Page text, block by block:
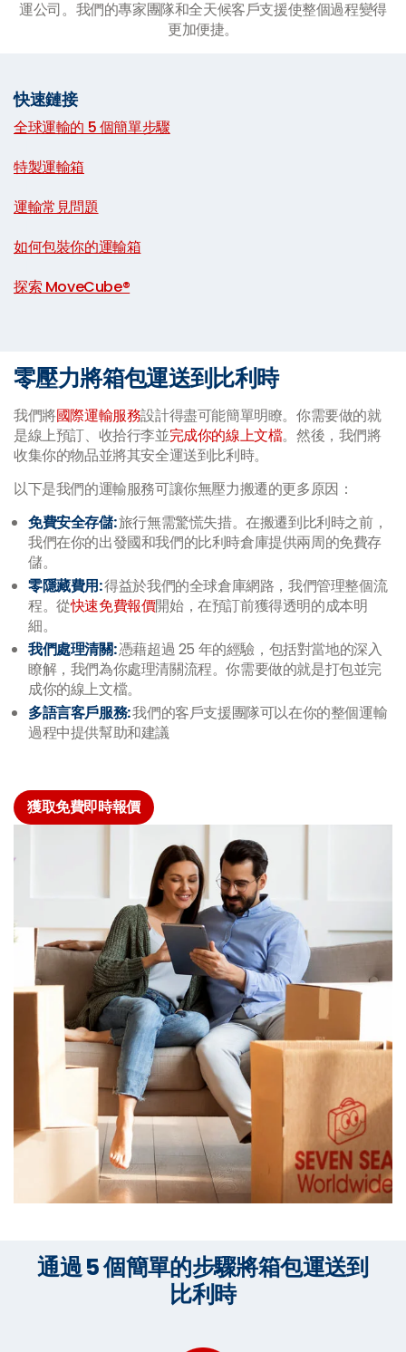
運公司。我們的專家團隊和全天候客戶支援使整個過程變得
更加便捷。
快速鏈接
全球運輸的 5 個簡單步驟
特製運輸箱
運輸常見問題
如何包裝你的運輸箱
探索 MoveCube®
零壓力將箱包運送到比利時
我們將國際運輸服務設計得盡可能簡單明瞭。你需要做的就
是線上預訂、收拾行李並完成你的線上文檔。然後，我們將
收集你的物品並將其安全運送到比利時。
以下是我們的運輸服務可讓你無壓力搬遷的更多原因：
免費安全存儲:旅行無需驚慌失措。在搬遷到比利時之前，
我們在你的出發國和我們的比利時倉庫提供兩周的免費存
儲。
零隱藏費用:得益於我們的全球倉庫網路，我們管理整個流
程。從快速免費報價開始，在預訂前獲得透明的成本明
細。
我們處理清關:憑藉超過 25 年的經驗，包括對當地的深入
瞭解，我們為你處理清關流程。你需要做的就是打包並完
成你的線上文檔。
多語言客戶服務:我們的客戶支援團隊可以在你的整個運輸
過程中提供幫助和建議
獲取免費即時報價
通過 5 個簡單的步驟將箱包運送到
比利時